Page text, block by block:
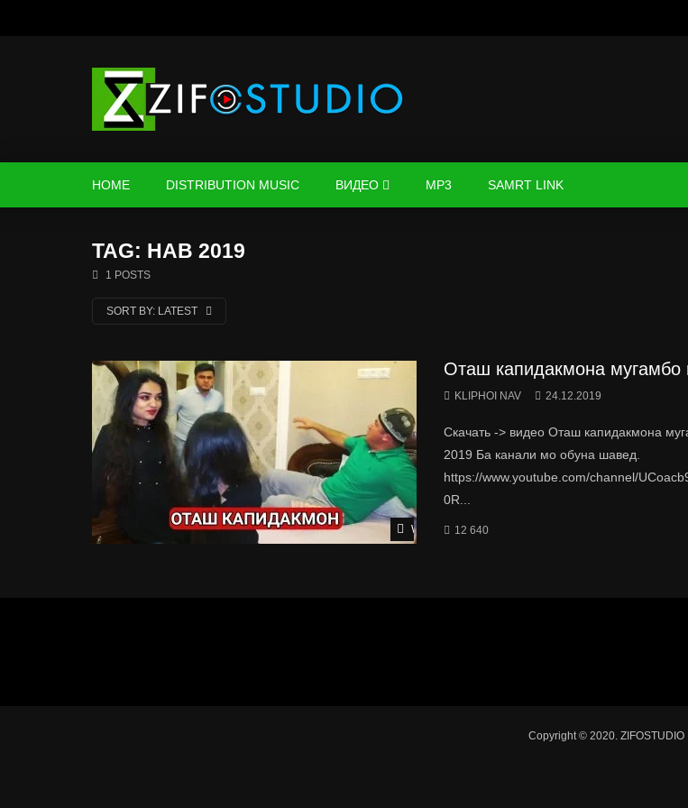
HOME DISTRIBUTION MUSIC ВИДЕО MP3 SAMRT LINK
TAG: НАВ 2019
1 POSTS
SORT BY: LATEST
Watch Later
Оташ капидакмона мугамбо
KLIPHOI NAV 24.12.2019
Скачать -> видео Оташ капидакмона
2019 Ба канали мо обуна шавед.
https://www.youtube.com/channel/
0R...
12 640
Copyright © 2020. ZIFOSTUDIO